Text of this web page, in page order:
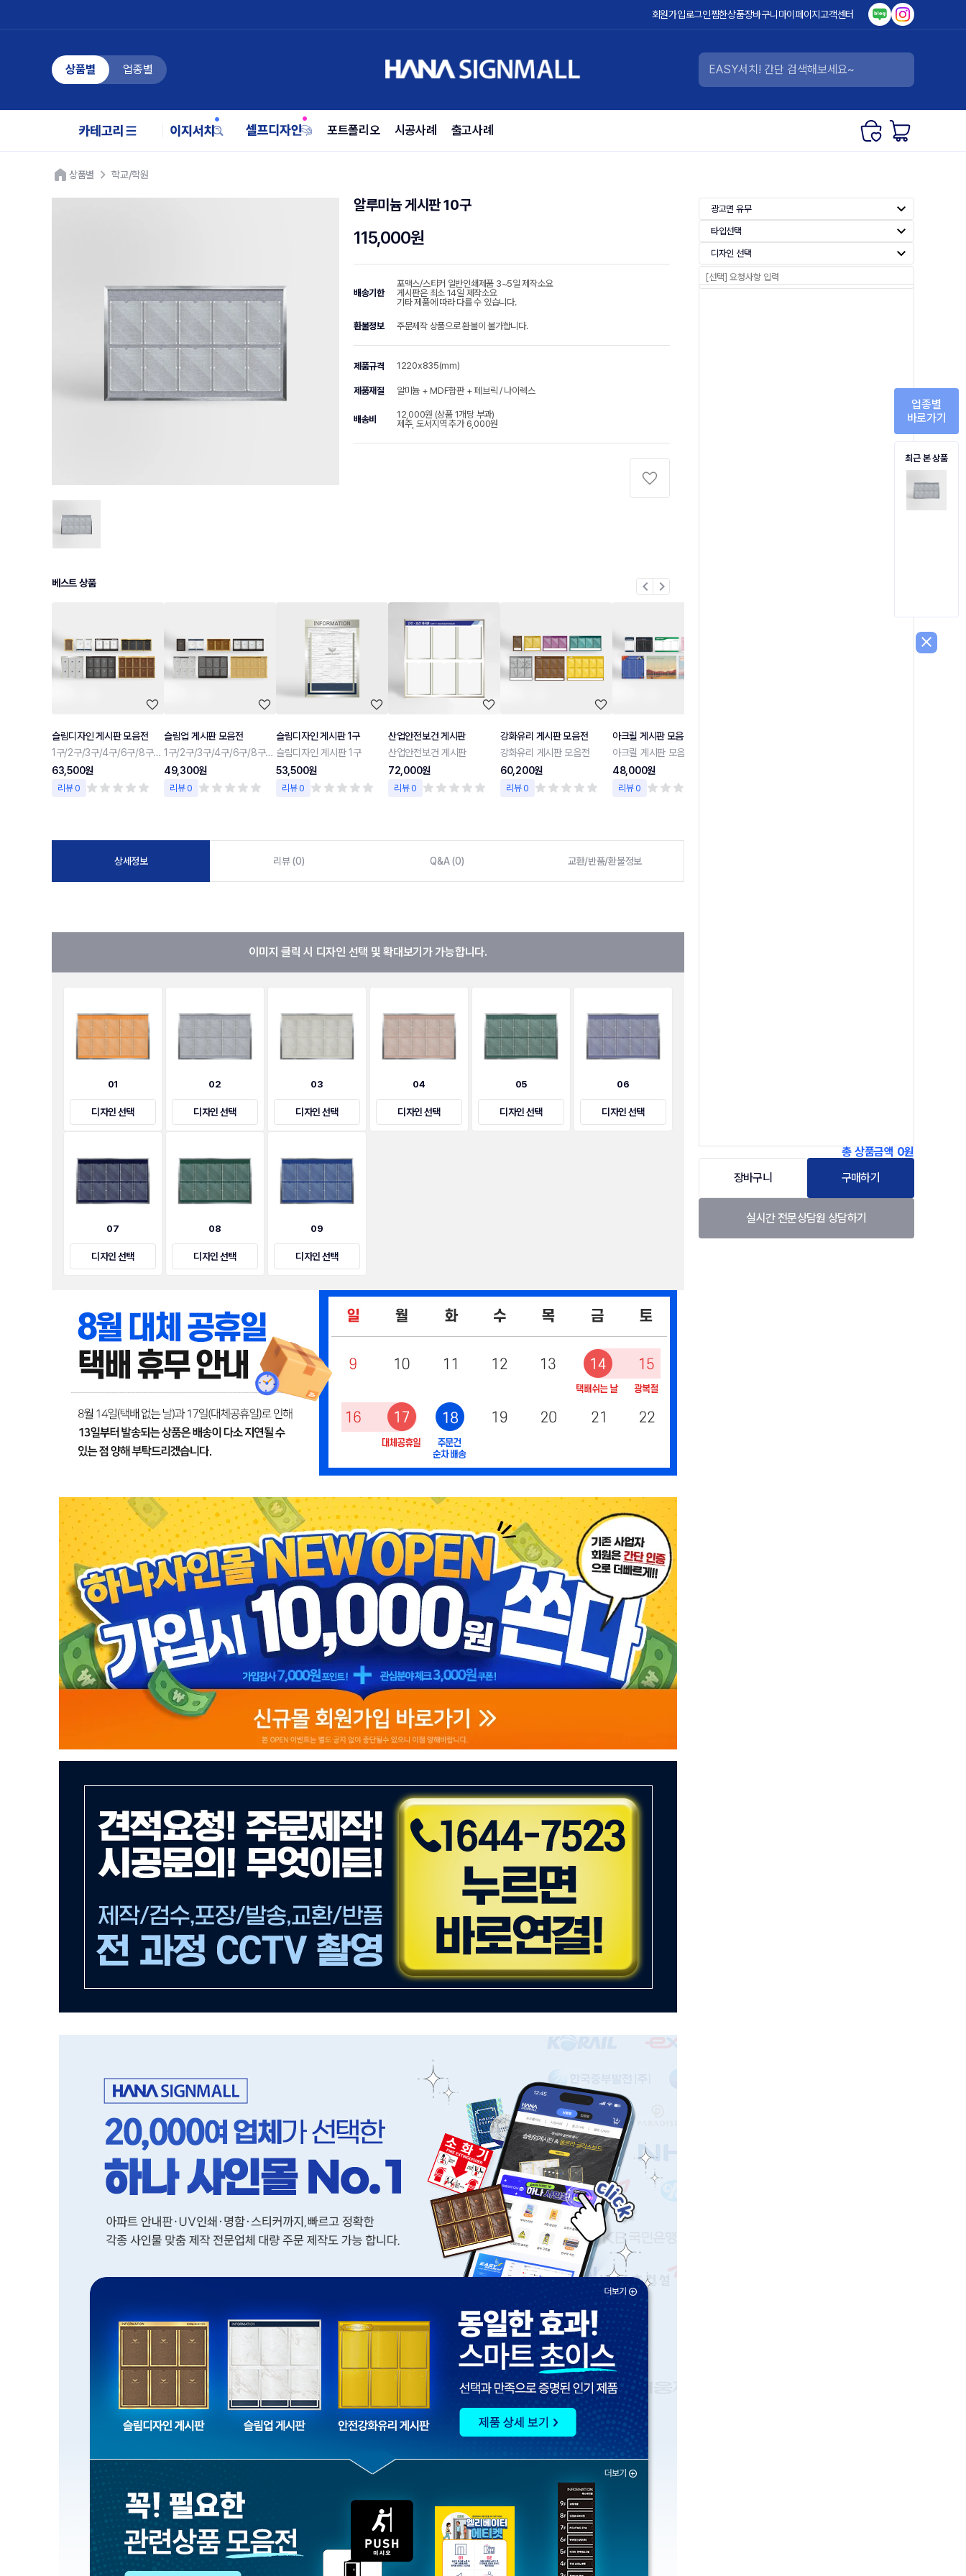
회원가입로그인찜한상품장바구니 마이페이지고객센터
상품별 업종별
포트폴리오 시공사례 출고사례
상품별 학교/학원
알루미늄 게시판 10구
115,000원
배송기한
포맥스/스티커 일반인쇄제품 3~5일 제작소요
게시판은 최소 14일 제작소요
기타 제품에 따라 다를 수 있습니다.
환불정보 주문제작 상품으로 환불이 불가합니다.
제품규격 1220x835(mm)
제품재질 알미늄 + MDF합판 + 페브릭 / 나이렉스
배송비
12,000원 (상품 1개당 부과)
제주, 도서지역 추가 6,000원
베스트 상품
슬림디자인 게시판 모음전
1구/2구/3구/4구/6구/8구/10구
63,500원
리뷰 0
슬림업 게시판 모음전
1구/2구/3구/4구/6구/8구/10구
49,300원
리뷰 0
슬림디자인 게시판 1구
슬림디자인 게시판 1구
53,500원
리뷰 0
산업안전보건 게시판
산업안전보건 게시판
72,000원
리뷰 0
강화유리 게시판 모음전
강화유리 게시판 모음전
60,200원
리뷰 0
아크릴 게시판 모음전
아크릴 게시판 모음전
48,000원
리뷰 0
chevron_left chevron_right
상세정보 리뷰 (0) Q&A (0) 교환/반품/환불정보
이미지 클릭 시 디자인 선택 및 확대보기가 가능합니다.
01
디자인 선택
02
디자인 선택
03
디자인 선택
04
디자인 선택
05
디자인 선택
06
디자인 선택
07
디자인 선택
08
디자인 선택
09
디자인 선택
광고면 유무
타입선택
디자인 선택
총 상품금액 0원
장바구니
구매하기
실시간 전문상담원 상담하기
업종별
바로가기
최근 본 상품
close